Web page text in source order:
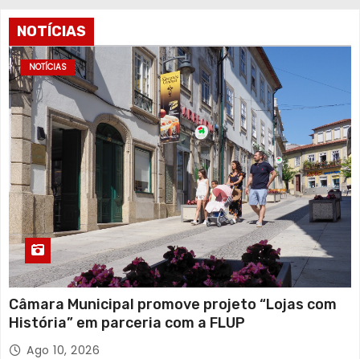
NOTÍCIAS
NOTÍCIAS
Câmara Municipal promove projeto “Lojas com
História” em parceria com a FLUP
Ago 10, 2026